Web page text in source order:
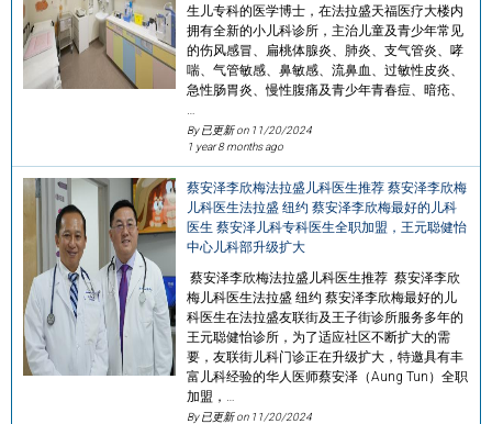
生儿专科的医学博士，在法拉盛天福医疗大楼内
拥有全新的小儿科诊所，主治儿童及青少年常见
的伤风感冒、扁桃体腺炎、肺炎、支气管炎、哮
喘、气管敏感、鼻敏感、流鼻血、过敏性皮炎、
急性肠胃炎、慢性腹痛及青少年青春痘、暗疮、
By 已更新 on 11/20/2024
1 year 8 months ago
蔡安泽李欣梅法拉盛儿科医生推荐 蔡安泽李欣梅
儿科医生法拉盛 纽约 蔡安泽李欣梅最好的儿科
医生 蔡安泽儿科专科医生全职加盟，王元聪健怡
中心儿科部升级扩大
蔡安泽李欣梅法拉盛儿科医生推荐 蔡安泽李欣
梅儿科医生法拉盛 纽约 蔡安泽李欣梅最好的儿
科医生在法拉盛友联街及王子街诊所服务多年的
王元聪健怡诊所，为了适应社区不断扩大的需
要，友联街儿科门诊正在升级扩大，特邀具有丰
富儿科经验的华人医师蔡安泽（Aung Tun）全职
加盟，…
By 已更新 on 11/20/2024